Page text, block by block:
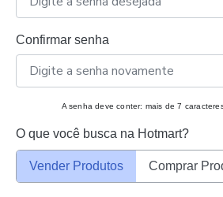
Confirmar senha
A senha deve conter: mais de 7
O que você busca na Hotmart?
Vender Produtos Comprar